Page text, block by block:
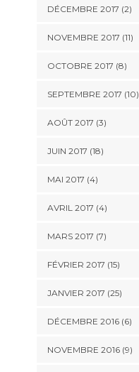
DÉCEMBRE 2017 (2)
NOVEMBRE 2017 (11)
OCTOBRE 2017 (8)
SEPTEMBRE 2017 (10)
AOÛT 2017 (3)
JUIN 2017 (18)
MAI 2017 (4)
AVRIL 2017 (4)
MARS 2017 (7)
FÉVRIER 2017 (15)
JANVIER 2017 (25)
DÉCEMBRE 2016 (6)
NOVEMBRE 2016 (9)